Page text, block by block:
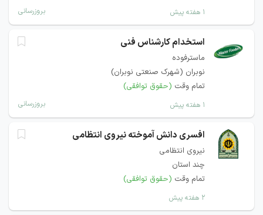
۱ هفته پیش بروزرسانی
استخدام کارشناس فنی
ماسترفوده
نوبران (شهرک صنعتی نوبران)
تمام وقت (حقوق توافقی)
۱ هفته پیش بروزرسانی
افسری دانش آموخته نیروی انتظامی
نیروی انتظامی
چند استان
تمام وقت (حقوق توافقی)
۲ هفته پیش